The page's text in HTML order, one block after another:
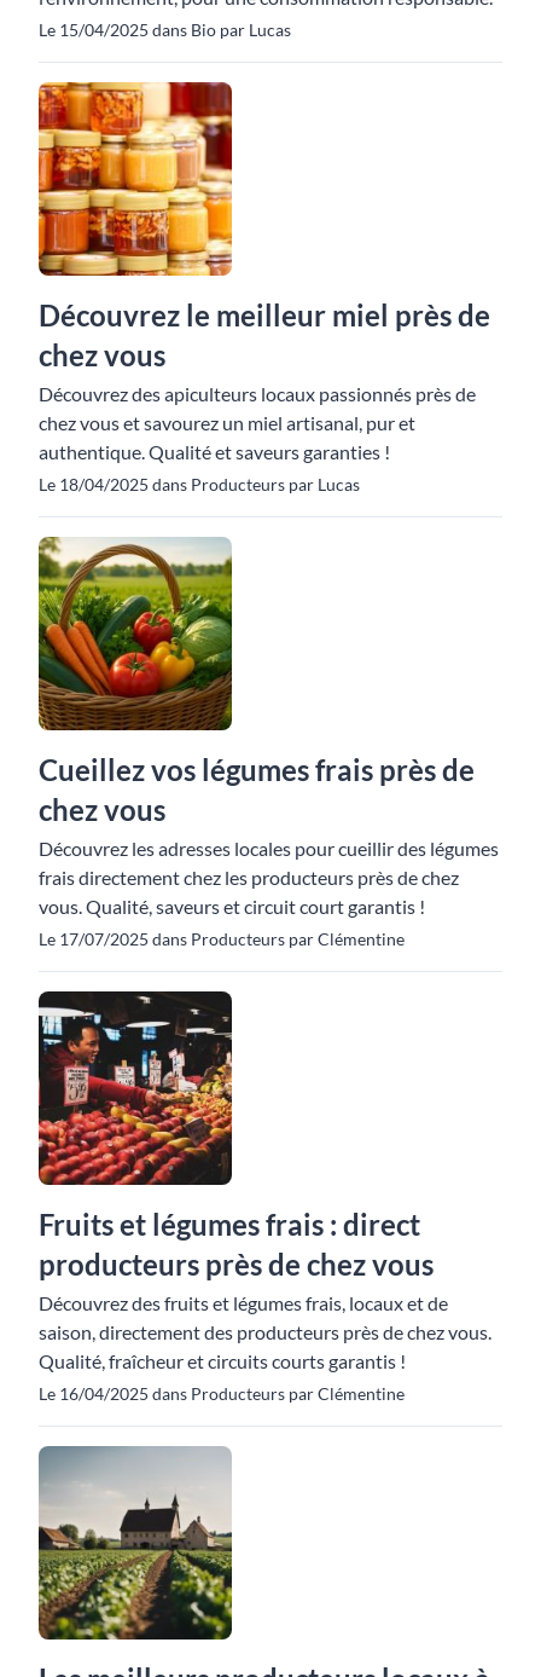
Le 15/04/2025 dans Bio par Lucas
Découvrez le meilleur miel près de
chez vous
Découvrez des apiculteurs locaux passionnés près de
chez vous et savourez un miel artisanal, pur et
authentique. Qualité et saveurs garanties !
Le 18/04/2025 dans Producteurs par Lucas
Cueillez vos légumes frais près de
chez vous
Découvrez les adresses locales pour cueillir des légumes
frais directement chez les producteurs près de chez
vous. Qualité, saveurs et circuit court garantis !
Le 17/07/2025 dans Producteurs par Clémentine
Fruits et légumes frais : direct
producteurs près de chez vous
Découvrez des fruits et légumes frais, locaux et de
saison, directement des producteurs près de chez vous.
Qualité, fraîcheur et circuits courts garantis !
Le 16/04/2025 dans Producteurs par Clémentine